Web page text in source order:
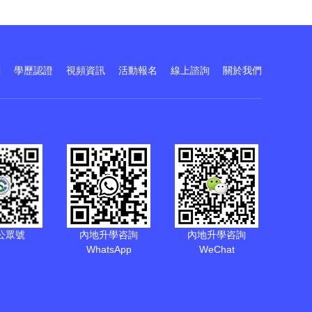
學歷認證 視頻資訊 活動報名 線上諮詢 關於我們
眾號
內地升學咨詢
WhatsApp
內地升學咨詢
WeChat